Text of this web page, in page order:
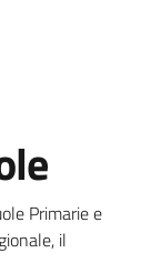
Primarie e
il